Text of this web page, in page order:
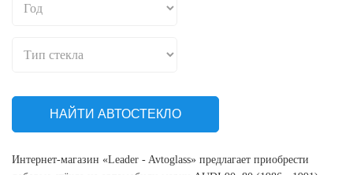
НАЙТИ АВТОСТЕКЛО
Интернет-магазин «Leader - Avtoglass» предлагает приобрести